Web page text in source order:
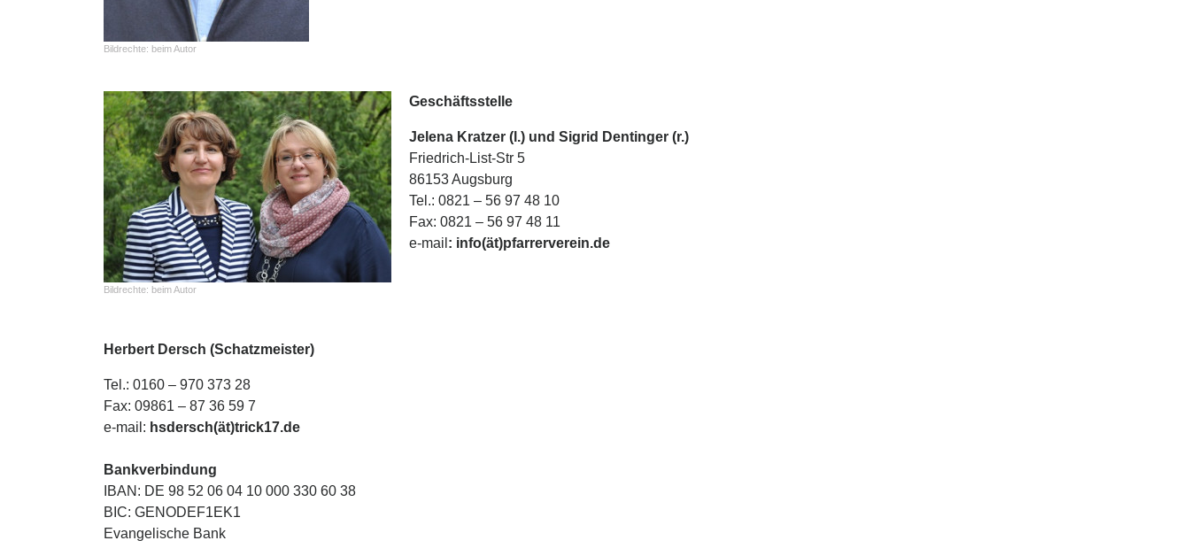
Bildrechte: beim Autor
Bildrechte: beim Autor
Geschäftsstelle
Jelena Kratzer (l.) und Sigrid Dentinger (r.)
Friedrich-List-Str 5
86153 Augsburg
Tel.: 0821 – 56 97 48 10
Fax: 0821 – 56 97 48 11
e-mail : info(ät)pfarrerverein.de
Herbert Dersch (Schatzmeister)
Tel.: 0160 – 970 373 28
Fax: 09861 – 87 36 59 7
e-mail: hsdersch(ät)trick17.de
Bankverbindung
IBAN: DE 98 52 06 04 10 000 330 60 38
BIC: GENODEF1EK1
Evangelische Bank